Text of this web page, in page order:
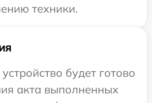
техники.
будет готово
акта выполненных